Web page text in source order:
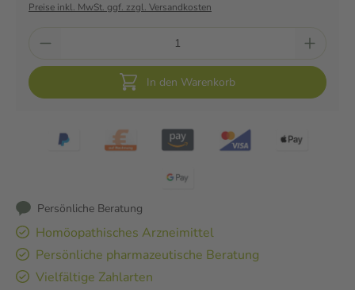
Preise inkl. MwSt. ggf. zzgl. Versandkosten
In den Warenkorb
Persönliche Beratung
Homöopathisches Arzneimittel
Persönliche pharmazeutische Beratung
Vielfältige Zahlarten